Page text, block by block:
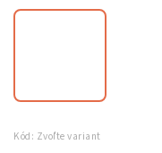
Kód: Zvoľte variant